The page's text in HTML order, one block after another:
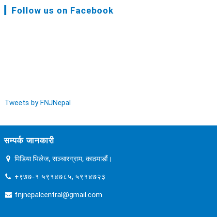
FNJ, Financial Report Presented At Nagarkot
Follow us on Facebook
Tweets by FNJNepal
सम्पर्क जानकारी
मिडिया भिलेज, सञ्चारग्राम, काठमाडौं।
+९७७-१ ५९१४७८५, ५९१४७२३
fnjnepalcentral@gmail.com